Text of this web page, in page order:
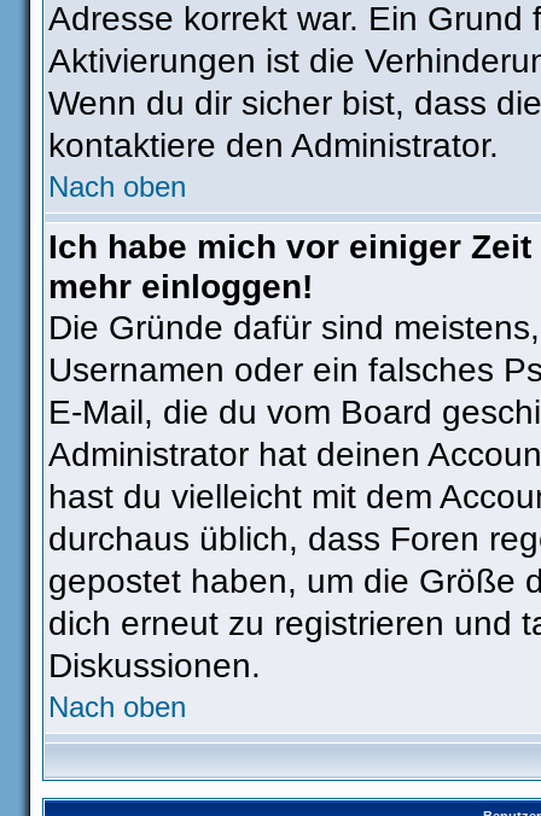
Adresse korrekt war. Ein
Aktivierungen ist die
Wenn du dir sicher bist, dass
kontaktiere den Administrator.
Nach oben
Ich habe mich vor einiger
mehr einloggen!
Die Gründe dafür sind
Usernamen oder ein falsches
E-Mail, die du vom Board
Administrator hat deinen
hast du vielleicht mit dem
durchaus üblich, dass Foren
gepostet haben, um die Größe
dich erneut zu registrieren und
Diskussionen.
Nach oben